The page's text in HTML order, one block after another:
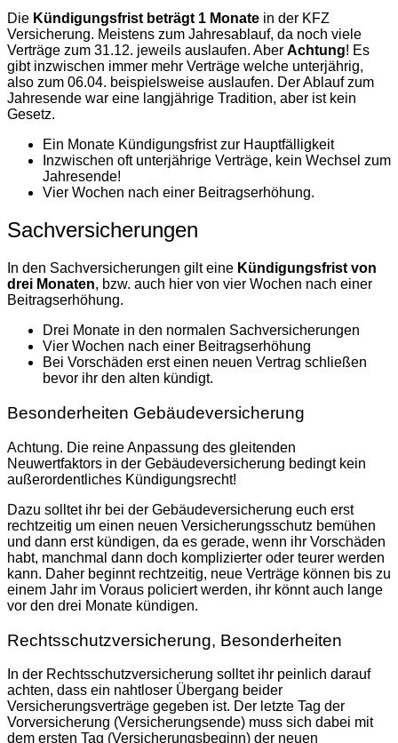
Die Kündigungsfrist beträgt 1 Monate in der KFZ
Versicherung. Meistens zum Jahresablauf, da noch viele
Verträge zum 31.12. jeweils auslaufen. Aber Achtung! Es
gibt inzwischen immer mehr Verträge welche unterjährig,
also zum 06.04. beispielsweise auslaufen. Der Ablauf zum
Jahresende war eine langjährige Tradition, aber ist kein
Gesetz.
Ein Monate Kündigungsfrist zur Hauptfälligkeit
Inzwischen oft unterjährige Verträge, kein Wechsel zum
Jahresende!
Vier Wochen nach einer Beitragserhöhung.
Sachversicherungen
In den Sachversicherungen gilt eine Kündigungsfrist von
drei Monaten, bzw. auch hier von vier Wochen nach einer
Beitragserhöhung.
Drei Monate in den normalen Sachversicherungen
Vier Wochen nach einer Beitragserhöhung
Bei Vorschäden erst einen neuen Vertrag schließen
bevor ihr den alten kündigt.
Besonderheiten Gebäudeversicherung
Achtung. Die reine Anpassung des gleitenden
Neuwertfaktors in der Gebäudeversicherung bedingt kein
außerordentliches Kündigungsrecht!
Dazu solltet ihr bei der Gebäudeversicherung euch erst
rechtzeitig um einen neuen Versicherungsschutz bemühen
und dann erst kündigen, da es gerade, wenn ihr Vorschäden
habt, manchmal dann doch komplizierter oder teurer werden
kann. Daher beginnt rechtzeitig, neue Verträge können bis zu
einem Jahr im Voraus policiert werden, ihr könnt auch lange
vor den drei Monate kündigen.
Rechtsschutzversicherung, Besonderheiten
In der Rechtsschutzversicherung solltet ihr peinlich darauf
achten, dass ein nahtloser Übergang beider
Versicherungsverträge gegeben ist. Der letzte Tag der
Vorversicherung (Versicherungsende) muss sich dabei mit
dem ersten Tag (Versicherungsbeginn) der neuen